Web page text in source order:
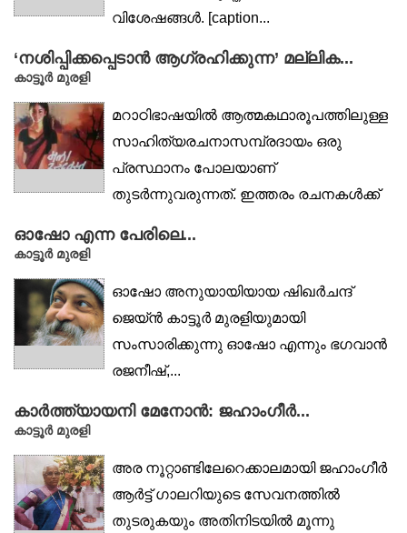
വിശേഷങ്ങൾ. [caption...
‘നശിപ്പിക്കപ്പെടാൻ ആഗ്രഹിക്കുന്ന’ മല്ലിക...
കാട്ടൂര്‍ മുരളി
മറാഠിഭാഷയിൽ ആത്മകഥാരൂപത്തിലുള്ള
സാഹിത്യരചനാസമ്പ്രദായം ഒരു
പ്രസ്ഥാനം പോലയാണ്
തുടർന്നുവരുന്നത്. ഇത്തരം രചനകൾക്ക്
ഓഷോ എന്ന പേരിലെ...
കാട്ടൂര്‍ മുരളി
ഓഷോ അനുയായിയായ ഷിഖർചന്ദ്
ജെയ്ൻ കാട്ടൂർ മുരളിയുമായി
സംസാരിക്കുന്നു ഓഷോ എന്നും ഭഗവാൻ
രജനീഷ്,...
കാർത്ത്യായനി മേനോൻ: ജഹാംഗീർ...
കാട്ടൂർ മുരളി
അര നൂറ്റാണ്ടിലേറെക്കാലമായി ജഹാംഗീർ
ആർട്ട് ഗാലറിയുടെ സേവനത്തിൽ
തുടരുകയും അതിനിടയിൽ മൂന്നു